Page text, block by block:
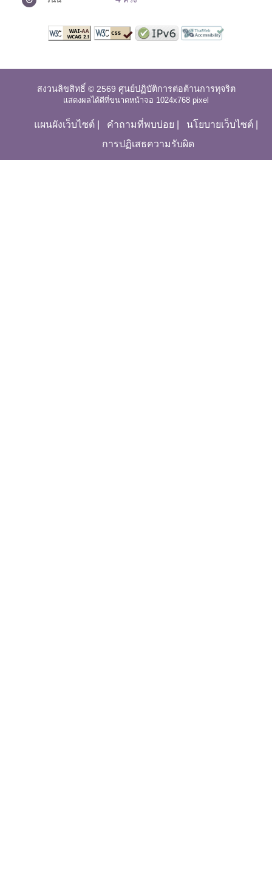
สงวนลิขสิทธิ์ © 2569 ศูนย์ปฏิบัติการต่อต้านการทุจริต
แสดงผลได้ดีที่ขนาดหน้าจอ 1024x768 pixel
แผนผังเว็บไซต์| คำถามที่พบบ่อย นโยบายเว็บไซต์|
การปฏิเสธความรับผิด